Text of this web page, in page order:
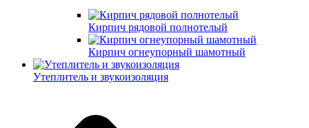
Кирпич рядовой полнотелый
Кирпич огнеупорный шамотный
Утеплитель и звукоизоляция